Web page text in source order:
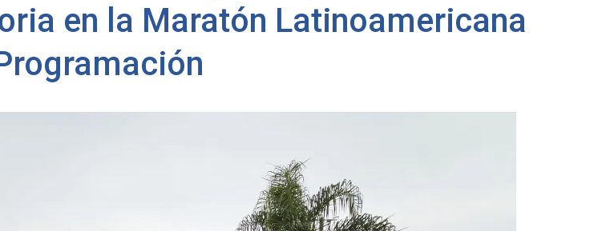
en la Maratón Latinoamericana